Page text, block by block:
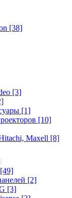
[38]
[3]
[1]
[10]
Maxell [8]
[49]
[2]
[3]